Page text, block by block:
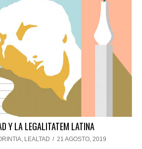
Y LA LEGALITATEM LATINA
, LEALTAD / 21 AGOSTO, 2019